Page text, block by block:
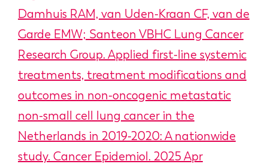
Damhuis RAM, van Uden-Kraan CF, van de
Garde EMW; Santeon VBHC Lung Cancer
Research Group. Applied first-line systemic
treatments, treatment modifications and
outcomes in non-oncogenic metastatic
non-small cell lung cancer in the
Netherlands in 2019-2020: A nationwide
study. Cancer Epidemiol. 2025 Apr